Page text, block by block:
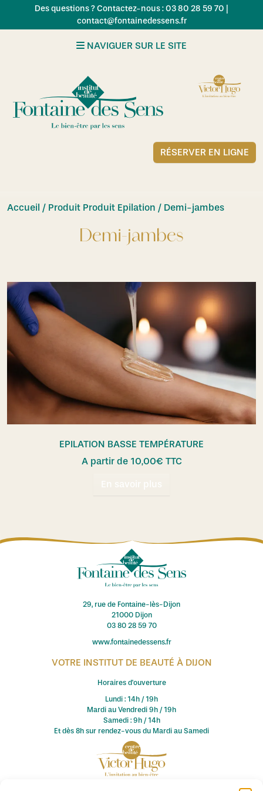
Skip to main content
Des questions ? Contactez-nous : 03 80 28 59 70 |
contact@fontainedessens.fr
NAVIGUER SUR LE SITE
RÉSERVER EN LIGNE
Accueil / Produit Produit Epilation / Demi-jambes
Demi-jambes
EPILATION BASSE TEMPÉRATURE
A partir de 10,00€ TTC
En savoir plus
29, rue de Fontaine-lès-Dijon
21000 Dijon
03 80 28 59 70
www.fontainedessens.fr
VOTRE INSTITUT DE BEAUTÉ À DIJON
Horaires d'ouverture
Lundi : 14h / 19h
Mardi au Vendredi 9h / 19h
Samedi : 9h / 14h
Et dès 8h sur rendez-vous du Mardi au Samedi